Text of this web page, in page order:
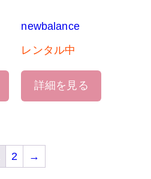
newbalance
レンタル中
詳細を見る
2 →